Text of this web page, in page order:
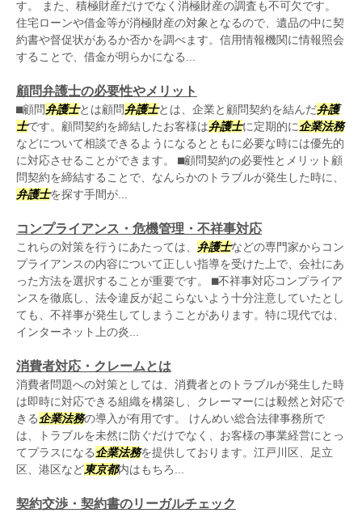
す。 また、積極財産だけでなく消極財産の調査も不可欠です。
住宅ローンや借金等が消極財産の対象となるので、遺品の中に契
約書や督促状があるか否かを調べます。信用情報機関に情報照会
することで、借金が明らかになる...
顧問弁護士の必要性やメリット
⬛︎顧問弁護士とは顧問弁護士とは、企業と顧問契約を結んだ弁護
士です。顧問契約を締結したお客様は弁護士に定期的に企業法務
などについて相談できるようになるとともに必要な時には優先的
に対応させることができます。 ⬛︎顧問契約の必要性とメリット顧
問契約を締結することで、なんらかのトラブルが発生した時に、
弁護士を探す手間が...
コンプライアンス・危機管理・不祥事対応
これらの対策を行うにあたっては、 弁護士などの専門家からコン
プライアンスの内容について正しい指導を受けた上で、会社にあ
った方法を選択することが重要です。 ⬛︎不祥事対応コンプライア
ンスを徹底し、法令違反が起こらないよう十分注意していたとし
ても、不祥事が発生してしまうことがあります。特に現代では、
インターネット上の炎...
消費者対応・クレームとは
消費者問題への対策としては、消費者とのトラブルが発生した時
は即時に対応できる組織を構築し、クレーマーには毅然と対応で
きる企業法務の導入が有用です。 けんめい総合法律事務所で
は、トラブルを未然に防ぐだけでなく、お客様の事業経営にとっ
てプラスになる企業法務を提供しております。江戸川区、足立
区、港区など東京都内はもちろ...
契約交渉・契約書のリーガルチェック